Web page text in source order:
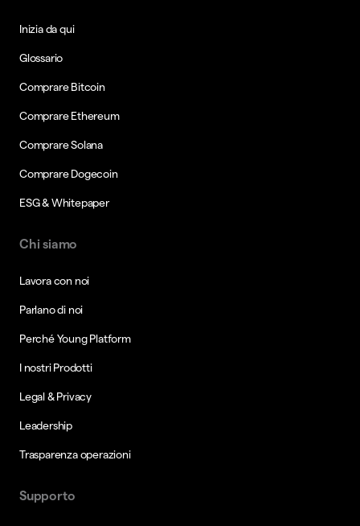
Inizia da qui
Glossario
Comprare Bitcoin
Comprare Ethereum
Comprare Solana
Comprare Dogecoin
ESG & Whitepaper
Chi siamo
Lavora con noi
Parlano di noi
Perché Young Platform
I nostri Prodotti
Legal & Privacy
Leadership
Trasparenza operazioni
Supporto